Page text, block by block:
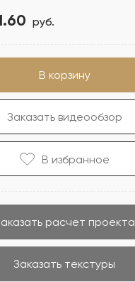
руб.
В корзину
Заказать видеообзор
В избранноe
расчет проекта
Заказать текстуры